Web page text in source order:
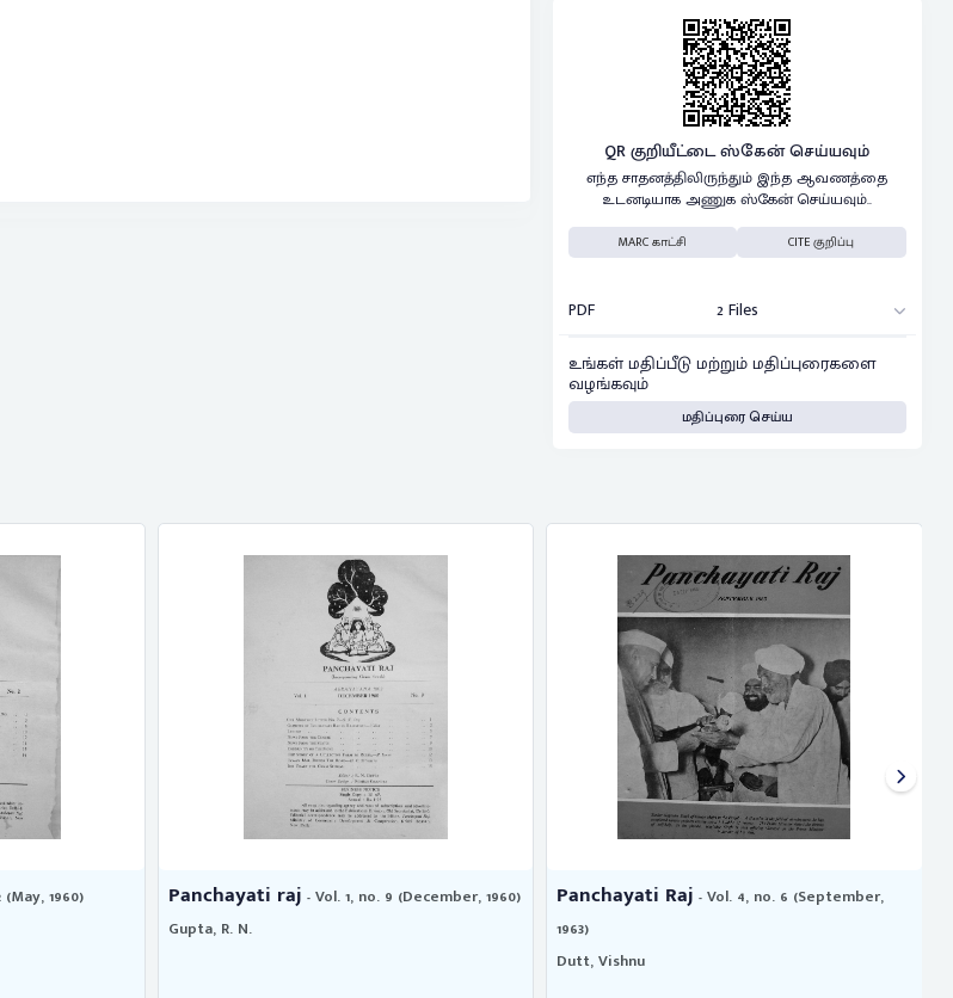
QR குறியீட்டை ஸ்கேன் செய்யவும்
எந்த சாதனத்திலிருந்தும் இந்த ஆவணத்தை
உடனடியாக அணுக ஸ்கேன் செய்யவும்..
MARC காட்சி CITE குறிப்பு
PDF 2 Files
உங்கள் மதிப்பீடு மற்றும் மதிப்புரைகளை
வழங்கவும்
மதிப்புரை செய்ய
(May, 1960)
Panchayati raj - Vol. 1, no. 9 (December, 1960)
Gupta, R. N.
Panchayati Raj - Vol. 4, no. 6 (September,
1963)
Dutt, Vishnu